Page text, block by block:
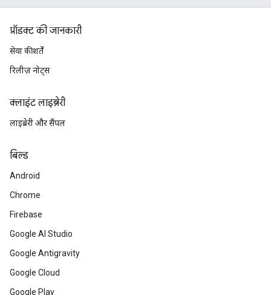
प्रॉडक्ट की जानकारी
सेवा की शर्तें
रिलीज़ नोट्स
क्लाइंट लाइब्रेरी
लाइब्रेरी और सैंपल
बिल्ड
Android
Chrome
Firebase
Google AI Studio
Google Antigravity
Google Cloud
Google Play